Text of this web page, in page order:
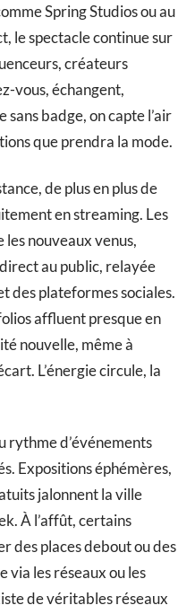
Spring Studios ou au
le spectacle continue sur
créateurs
vous, échangent,
badge, on capte l’air
que prendra la mode.
de plus en plus de
en streaming. Les
les nouveaux venus,
au public, relayée
des plateformes sociales.
affluent presque en
nouvelle, même à
L’énergie circule, la
rythme d’événements
Expositions éphémères,
jalonnent la ville
À l’affût, certains
des places debout ou des
via les réseaux ou les
de véritables réseaux